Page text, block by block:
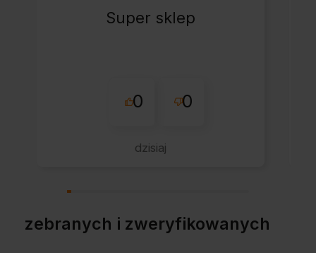
Super sklep
0 0
dzisiaj
zebranych i zweryfikowanych